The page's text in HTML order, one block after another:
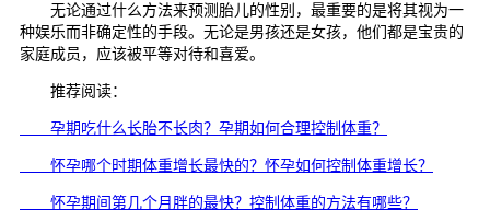
无论通过什么方法来预测胎儿的性别，最重要的是将其视为一
种娱乐而非确定性的手段。无论是男孩还是女孩，他们都是宝贵的
家庭成员，应该被平等对待和喜爱。
推荐阅读：
孕期吃什么长胎不长肉？孕期如何合理控制体重？
怀孕哪个时期体重增长最快的？怀孕如何控制体重增长？
怀孕期间第几个月胖的最快？控制体重的方法有哪些？